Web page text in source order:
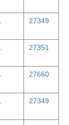
27349
27351
27660
27349